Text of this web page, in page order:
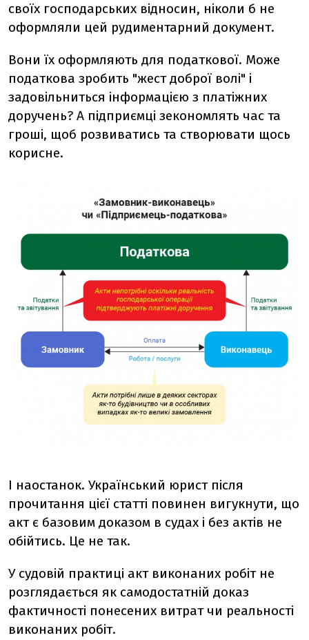
своїх господарських відносин, ніколи б не
оформляли цей рудиментарний документ.
Вони їх оформляють для податкової. Може
податкова зробить "жест доброї волі" і
задовільниться інформацією з платіжних
доручень? А підприємці зекономлять час та
гроші, щоб розвиватись та створювати щось
корисне.
І наостанок. Український юрист після
прочитання цієї статті повинен вигукнути, що
акт є базовим доказом в судах і без актів не
обійтись. Це не так.
У судовій практиці акт виконаних робіт не
розглядається як самодостатній доказ
фактичності понесених витрат чи реальності
виконаних робіт.